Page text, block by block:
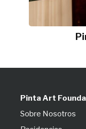
Pinta Art
Sobre Nosotros